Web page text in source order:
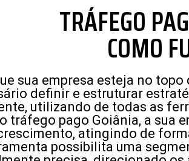
TRÁFEGO
COMO
sua empresa esteja no
definir e estruturar
utilizando de todas as
tráfego pago Goiânia, a sua
atingindo de
possibilita uma